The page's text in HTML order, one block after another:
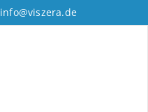
info@viszera.de